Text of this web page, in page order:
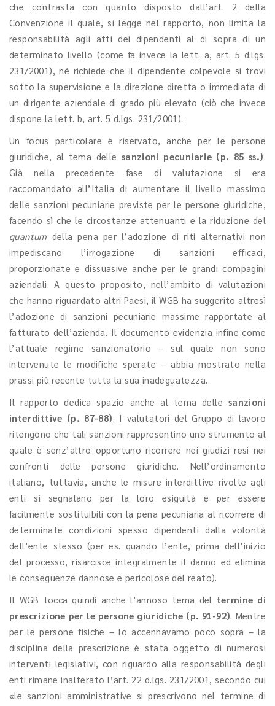
che contrasta con quanto disposto dall’art. 2 della
Convenzione il quale, si legge nel rapporto, non limita la
responsabilità agli atti dei dipendenti al di sopra di un
determinato livello (come fa invece la lett. a, art. 5 d.lgs.
231/2001), né richiede che il dipendente colpevole si trovi
sotto la supervisione e la direzione diretta o immediata di
un dirigente aziendale di grado più elevato (ciò che invece
dispone la lett. b, art. 5 d.lgs. 231/2001).
Un focus particolare è riservato, anche per le persone
giuridiche, al tema delle sanzioni pecuniarie (p. 85 ss.).
Già nella precedente fase di valutazione si era
raccomandato all’Italia di aumentare il livello massimo
delle sanzioni pecuniarie previste per le persone giuridiche,
facendo sì che le circostanze attenuanti e la riduzione del
quantum della pena per l’adozione di riti alternativi non
impediscano l’irrogazione di sanzioni efficaci,
proporzionate e dissuasive anche per le grandi compagini
aziendali. A questo proposito, nell’ambito di valutazioni
che hanno riguardato altri Paesi, il WGB ha suggerito altresì
l’adozione di sanzioni pecuniarie massime rapportate al
fatturato dell’azienda. Il documento evidenzia infine come
l’attuale regime sanzionatorio – sul quale non sono
intervenute le modifiche sperate – abbia mostrato nella
prassi più recente tutta la sua inadeguatezza.
Il rapporto dedica spazio anche al tema delle sanzioni
interdittive (p. 87-88). I valutatori del Gruppo di lavoro
ritengono che tali sanzioni rappresentino uno strumento al
quale è senz’altro opportuno ricorrere nei giudizi resi nei
confronti delle persone giuridiche. Nell’ordinamento
italiano, tuttavia, anche le misure interdittive rivolte agli
enti si segnalano per la loro esiguità e per essere
facilmente sostituibili con la pena pecuniaria al ricorrere di
determinate condizioni spesso dipendenti dalla volontà
dell’ente stesso (per es. quando l’ente, prima dell’inizio
del processo, risarcisce integralmente il danno ed elimina
le conseguenze dannose e pericolose del reato).
Il WGB tocca quindi anche l’annoso tema del termine di
prescrizione per le persone giuridiche (p. 91-92). Mentre
per le persone fisiche – lo accennavamo poco sopra – la
disciplina della prescrizione è stata oggetto di numerosi
interventi legislativi, con riguardo alla responsabilità degli
enti rimane inalterato l’art. 22 d.lgs. 231/2001, secondo cui
«le sanzioni amministrative si prescrivono nel termine di